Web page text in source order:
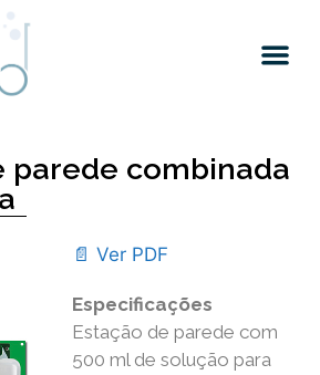
parede combinada
📄 Ver PDF
Especificações
Estação de parede com
500 ml de solução para